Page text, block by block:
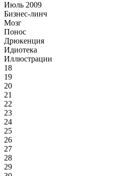
Июль 2009
Бизнес-линч
Мозг
Понос
Дрюкенция
Идиотека
Иллюстрации
18
19
20
21
22
23
24
25
26
27
28
29